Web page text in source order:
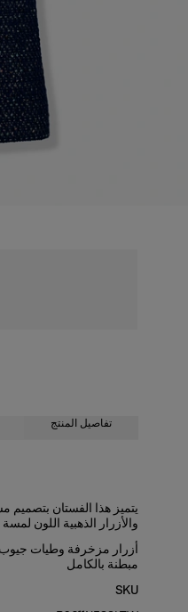
تفاصيل المنتج
يتميز هذا الفستان
والأزرار الذهبية اللون
أزرار مزخرفة وطيات
مبطنة بالكامل
SKU
قصة أيه لاين فضفاضة
تويد متوسط الوزن
طول العارضة 175 سم/ 5 أقدام و9 بوصات، وترتدي المقاس الأمريكي 2
تعليمات الغسيل
تنظيف جاف فقط